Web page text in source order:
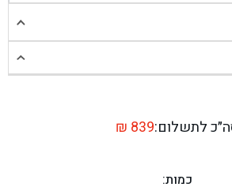
צפונית מול כביש 4 - פרדיס
תעשייה זעירה, עיילבון - עיילבון
אזור לתשלום: ₪ 839
כמות: